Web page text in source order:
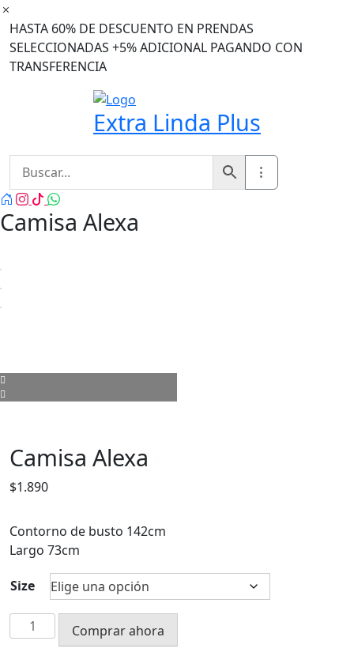
Ir
contenido
HASTA 60% DE DESCUENTO EN PRENDAS
SELECCIONADAS +5% ADICIONAL PAGANDO CON
TRANSFERENCIA
Extra Linda Plus
Camisa Alexa
Camisa Alexa
$1.890
Contorno de busto 142cm
Largo 73cm
Size
Camisa
Alexa
Comprar ahora